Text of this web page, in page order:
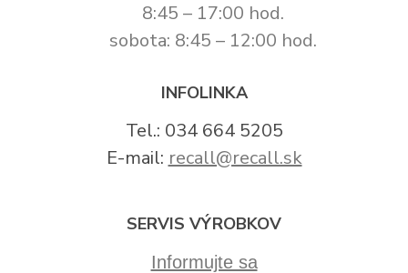
8:45 – 17:00 hod.
sobota: 8:45 – 12:00 hod.
INFOLINKA
Tel.: 034 664 5205
E-mail: recall@recall.sk
SERVIS VÝROBKOV
Informujte sa